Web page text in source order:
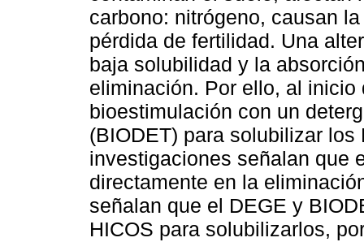
carbono: nitrógeno, causan
pérdida de fertilidad. Una
baja solubilidad y la
eliminación. Por ello, al
bioestimulación con un
(BIODET) para solubilizar
investigaciones señalan que
directamente en la
señalan que el DEGE y
HICOS para solubilizarlos,